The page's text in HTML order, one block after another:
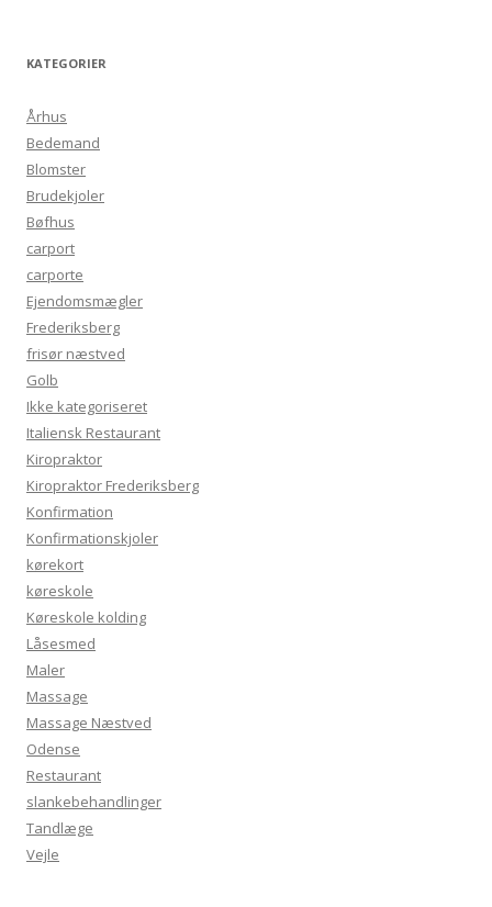
KATEGORIER
Århus
Bedemand
Blomster
Brudekjoler
Bøfhus
carport
carporte
Ejendomsmægler
Frederiksberg
frisør næstved
Golb
Ikke kategoriseret
Italiensk Restaurant
Kiropraktor
Kiropraktor Frederiksberg
Konfirmation
Konfirmationskjoler
kørekort
køreskole
Køreskole kolding
Låsesmed
Maler
Massage
Massage Næstved
Odense
Restaurant
slankebehandlinger
Tandlæge
Vejle